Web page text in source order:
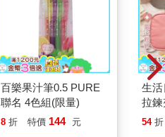
百樂果汁筆0.5 PURE
聯名 4色組(限量)
8 折 特價 144 元
生
拉
品
54 折